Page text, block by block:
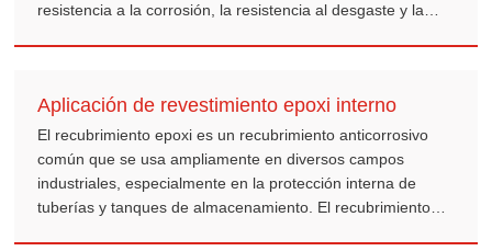
resistencia a la corrosión, la resistencia al desgaste y la
Aplicación de revestimiento epoxi interno
El recubrimiento epoxi es un recubrimiento anticorrosivo
común que se usa ampliamente en diversos campos
industriales, especialmente en la protección interna de
tuberías y tanques de almacenamiento. El recubrimiento